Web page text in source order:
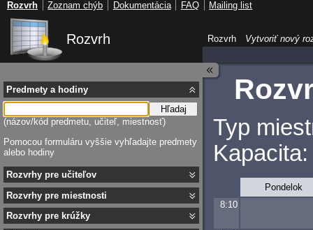
Rozvrh
Typ
Pondelok
8:10
Predmety a hodiny
Hľadaj
(názov/kód predmetu, učiteľ, miestnosť)
Pomocou formuláru vyššie vyhľadajte predmety
alebo hodiny
Rozvrhy pre učiteľov
Rozvrhy pre miestnosti
Rozvrhy pre krúžky
Rozvrh Vytvoriť nový
Rozvrh Zoznam chýb Dokumentácia FAQ Mailing list